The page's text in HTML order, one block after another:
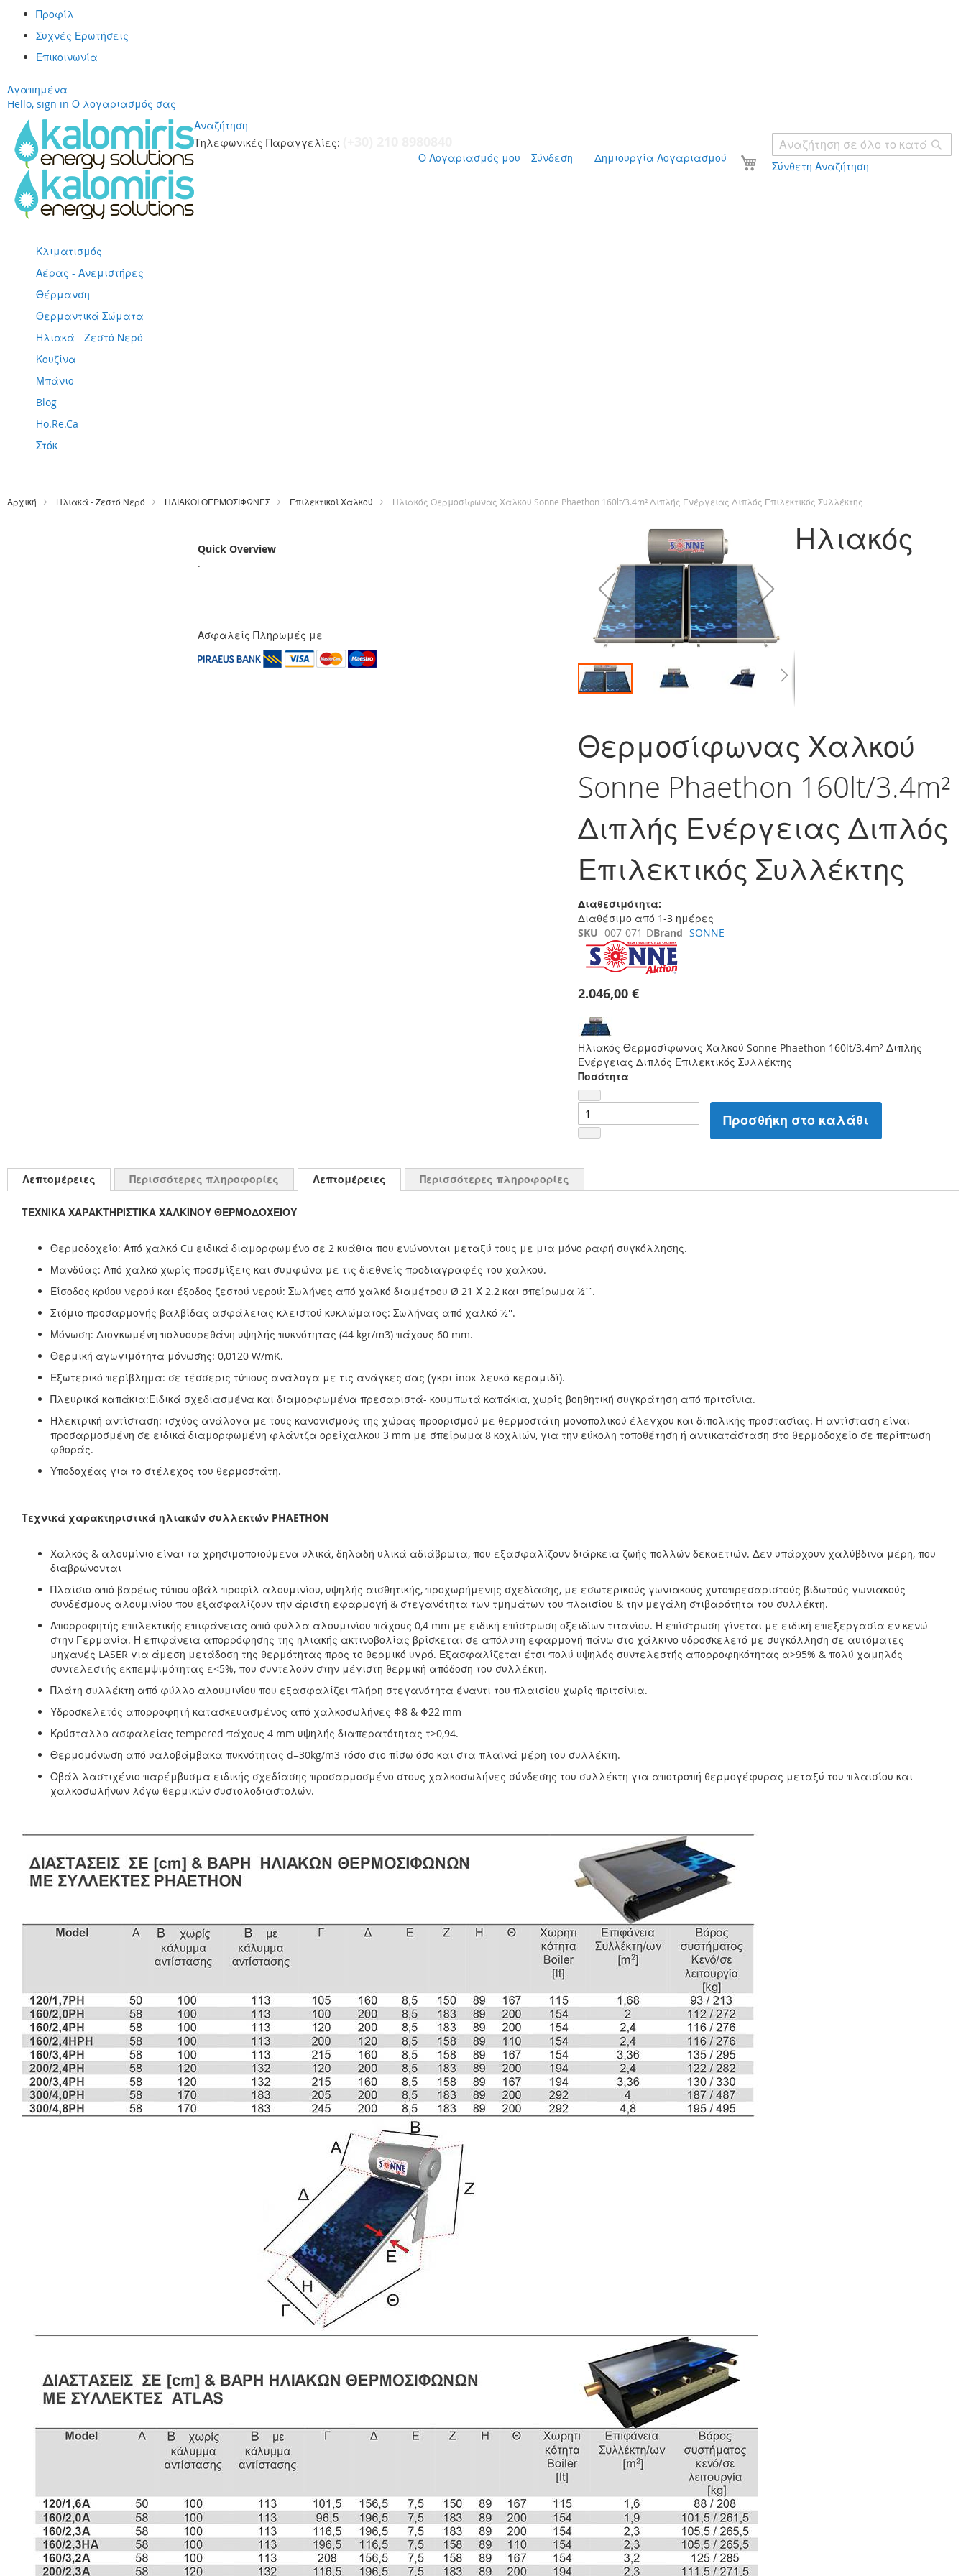
Προφίλ
Συχνές Ερωτήσεις
Επικοινωνία
Αγαπημένα
Hello, sign in Ο λογαριασμός σας
Αναζήτηση
Σύνθετη Αναζήτηση
Τηλεφωνικές Παραγγελίες:
Το καλάθι σας
Ο Λογαριασμός μου Σύνδεση Δημιουργία Λογαριασμού
περιεχόμενο
Κλιματισμός
Αέρας - Ανεμιστήρες
Θέρμανση
Θερμαντικά Σώματα
Ηλιακά - Ζεστό Νερό
Κουζίνα
Μπάνιο
Blog
Ho.Re.Ca
Στόκ
Αρχική Ηλιακά - Ζεστό Νερό ΗΛΙΑΚΟΙ ΘΕΡΜΟΣΙΦΩΝΕΣ Επιλεκτικοί Χαλκού Ηλιακός Θερμοσίφωνας Χαλκού Sonne Phaethon 160lt/3.4m² Διπλής Ενέργειας Διπλός Επιλεκτικός Συλλέκτης
συλλογής
εικόνων
αρχή
της
εικόνων
Ηλιακός
Θερμοσίφωνας Χαλκού
Sonne Phaethon 160lt/3.4m²
Διπλής Ενέργειας Διπλός
Επιλεκτικός Συλλέκτης
Διαθεσιμότητα:
Διαθέσιμο από 1-3 ημέρες
SKU 007-071-DBrand SONNE
2.046,00 €
Ηλιακός Θερμοσίφωνας Χαλκού Sonne Phaethon 160lt/3.4m² Διπλής
Ενέργειας Διπλός Επιλεκτικός Συλλέκτης
Ποσότητα
Προσθήκη στο καλάθι
Quick Overview
.
Ασφαλείς Πληρωμές με
Λεπτομέρειες Περισσότερες πληροφορίες Λεπτομέρειες
ΤΕΧΝΙΚΑ ΧΑΡΑΚΤΗΡΙΣΤΙΚΑ ΧΑΛΚΙΝΟΥ ΘΕΡΜΟΔΟΧΕΙΟΥ
Θερμοδοχείο: Από χαλκό Cu ειδικά διαμορφωμένο σε 2 κυάθια που ενώνονται μεταξύ τους με μια μόνο ραφή συγκόλλησης.
Μανδύας: Από χαλκό χωρίς προσμίξεις και συμφώνα με τις διεθνείς προδιαγραφές του χαλκού.
Είσοδος κρύου νερού και έξοδος ζεστού νερού: Σωλήνες από χαλκό διαμέτρου Ø 21 Χ 2.2 και σπείρωμα ½΄΄.
Στόμιο προσαρμογής βαλβίδας ασφάλειας κλειστού κυκλώματος: Σωλήνας από χαλκό ½''.
Μόνωση: Διογκωμένη πολυουρεθάνη υψηλής πυκνότητας (44 kgr/m3) πάχους 60 mm.
Θερμική αγωγιμότητα μόνωσης: 0,0120 W/mK.
Εξωτερικό περίβλημα: σε τέσσερις τύπους ανάλογα με τις ανάγκες σας (γκρι-inox-λευκό-κεραμιδί).
Πλευρικά καπάκια:Ειδικά σχεδιασμένα και διαμορφωμένα πρεσαριστά- κουμπωτά καπάκια, χωρίς βοηθητική συγκράτηση από πριτσίνια.
Ηλεκτρική αντίσταση: ισχύος ανάλογα με τους κανονισμούς της χώρας προορισμού με θερμοστάτη μονοπολικού έλεγχου και διπολικής προστασίας. Η αντίσταση είναι
προσαρμοσμένη σε ειδικά διαμορφωμένη φλάντζα ορείχαλκου 3 mm με σπείρωμα 8 κοχλιών, για την εύκολη τοποθέτηση ή αντικατάσταση στο θερμοδοχείο σε περίπτωση
φθοράς.
Υποδοχέας για το στέλεχος του θερμοστάτη.
Τεχνικά χαρακτηριστικά ηλιακών συλλεκτών PHAETHON
Χαλκός & αλουμίνιο είναι τα χρησιμοποιούμενα υλικά, δηλαδή υλικά αδιάβρωτα, που εξασφαλίζουν διάρκεια ζωής πολλών δεκαετιών. Δεν υπάρχουν χαλύβδινα μέρη, που
διαβρώνονται
Πλαίσιο από βαρέως τύπου οβάλ προφίλ αλουμινίου, υψηλής αισθητικής, προχωρήμενης σχεδίασης, με εσωτερικούς γωνιακούς χυτοπρεσαριστούς βιδωτούς γωνιακούς
συνδέσμους αλουμινίου που εξασφαλίζουν την άριστη εφαρμογή & στεγανότητα των τμημάτων του πλαισίου & την μεγάλη στιβαρότητα του συλλέκτη.
Απορροφητής επιλεκτικής επιφάνειας από φύλλα αλουμινίου πάχους 0,4 mm με ειδική επίστρωση οξειδίων τιτανίου. Η επίστρωση γίνεται με ειδική επεξεργασία εν κενώ
στην Γερμανία. Η επιφάνεια απορρόφησης της ηλιακής ακτινοβολίας βρίσκεται σε απόλυτη εφαρμογή πάνω στο χάλκινο υδροσκελετό με συγκόλληση σε αυτόματες
μηχανές LASER για άμεση μετάδοση της θερμότητας προς το θερμικό υγρό. Εξασφαλίζεται έτσι πολύ υψηλός συντελεστής απορροφηκότητας α>95% & πολύ χαμηλός
συντελεστής εκπεμψιμότητας ε<5%, που συντελούν στην μέγιστη θερμική απόδοση του συλλέκτη.
Πλάτη συλλέκτη από φύλλο αλουμινίου που εξασφαλίζει πλήρη στεγανότητα έναντι του πλαισίου χωρίς πριτσίνια.
Υδροσκελετός απορροφητή κατασκευασμένος από χαλκοσωλήνες Φ8 & Φ22 mm
Κρύσταλλο ασφαλείας tempered πάχους 4 mm υψηλής διαπερατότητας τ>0,94.
Θερμομόνωση από υαλοβάμβακα πυκνότητας d=30kg/m3 τόσο στο πίσω όσο και στα πλαϊνά μέρη του συλλέκτη.
Οβάλ λαστιχένιο παρέμβυσμα ειδικής σχεδίασης προσαρμοσμένο στους χαλκοσωλήνες σύνδεσης του συλλέκτη για αποτροπή θερμογέφυρας μεταξύ του πλαισίου και
χαλκοσωλήνων λόγω θερμικών συστολοδιαστολών.
Περισσότερες πληροφορίες